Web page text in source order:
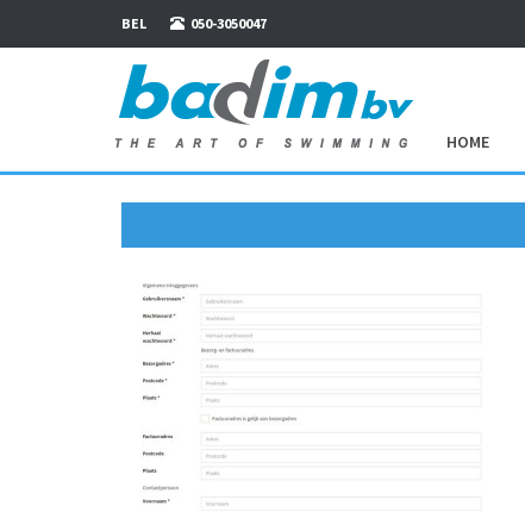
BEL 050-3050047
HOME